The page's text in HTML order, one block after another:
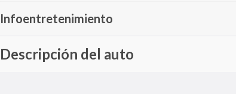
Infoentretenimiento
Descripción del auto